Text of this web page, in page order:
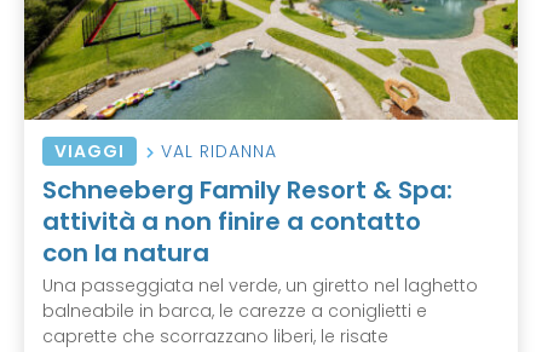
VIAGGI VAL RIDANNA
Schneeberg Family Resort & Spa:
attività a non finire a contatto
con la natura
Una passeggiata nel verde, un giretto nel laghetto
balneabile in barca, le carezze a coniglietti e
caprette che scorrazzano liberi, le risate